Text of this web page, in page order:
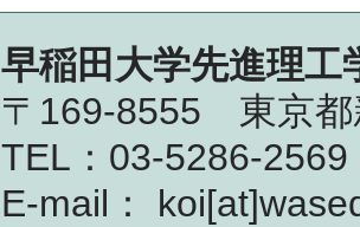
早稲田大学先進理工
〒169-8555 東京都
TEL：03-5286-2569
E-mail：